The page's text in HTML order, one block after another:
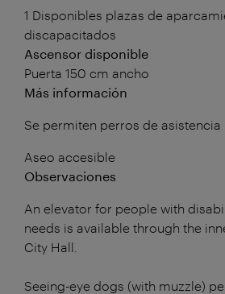
1 Disponibles plazas de
discapacitados
Ascensor disponible
Puerta 150 cm ancho
Más información
Se permiten perros de asistencia
Aseo accesible
Observaciones
An elevator for people with
needs is available through the
City Hall.
Seeing-eye dogs (with muzzle)